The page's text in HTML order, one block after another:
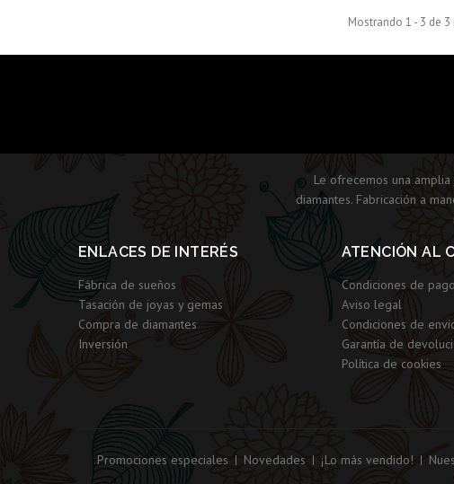
Mostrando 1 - 3 de 3
Le ofrecemos una
diamantes. Fabricación a
ENLACES DE INTERÉS
Fábrica de sueños
Tasación de joyas y gemas
Compra de diamantes
Inversión
ATENCIÓN AL
Condiciones de pago
Aviso legal
Condiciones de
Garantía de
Política de cookies
Promociones especiales Novedades ¡Lo más vendido!